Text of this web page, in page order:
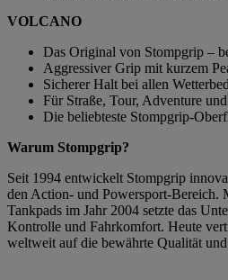
VOLCANO
Das Original von Stompgrip –
Aggressiver Grip mit kurzem
Sicherer Halt bei allen
Für Straße, Tour, Adventure
Die beliebteste Stompgrip-
Warum Stompgrip?
Seit 1994 entwickelt Stompgrip
den Action- und Powersport-Bereich.
Tankpads im Jahr 2004 setzte das
Kontrolle und Fahrkomfort. Heute
weltweit auf die bewährte Qualität